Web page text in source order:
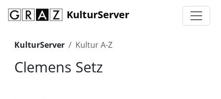
KulturServer
KulturServer Kultur A-Z
Clemens Setz